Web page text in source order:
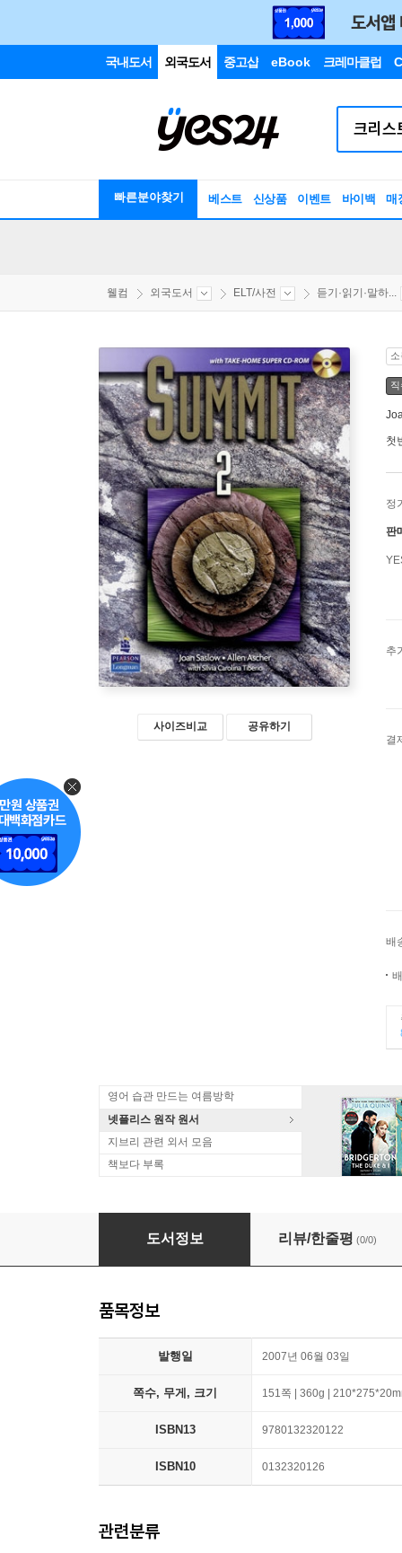
국내도서 외국도서 중고샵 eBook 크레마클럽
빠른분야찾기 베스트 신상품 이벤트 바이백 매
웰컴 외국도서 ELT/사전 듣기·읽기·말하...
사이즈비교 공유하기
첫
정
판
추
결
배
영어 습관 만드는 여름방학
넷플리스 원작 원서
지브리 관련 외서 모음
책보다 부록
Summit 2 with Super CD-ROM
도서정보 리뷰/한줄평 (0/0)
품목정보
발행일 2007년 06월 03일
쪽수, 무게, 크기 151쪽 | 360g |
ISBN13 9780132320122
ISBN10 0132320126
관련분류